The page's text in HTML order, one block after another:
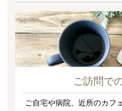
ご訪問で
ご自宅や病院、近所のカフ